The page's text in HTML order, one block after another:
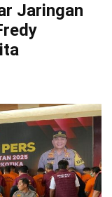
Jaringan